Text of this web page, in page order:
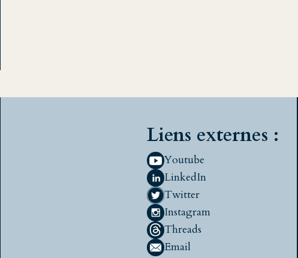
Liens externes :
Youtube
LinkedIn
Twitter
Instagram
Threads
Email